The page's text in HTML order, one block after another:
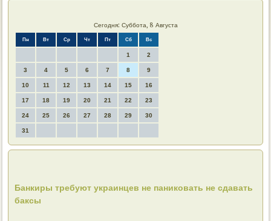
Сегодня: Суббота, 8 Августа
Пн Вт Ср Чт Пт Сб Вс
1 2
3 4 5 6 7 8 9
10 11 12 13 14 15 16
17 18 19 20 21 22 23
24 25 26 27 28 29 30
31
Банкиры требуют украинцев не паниковать не сдавать
баксы